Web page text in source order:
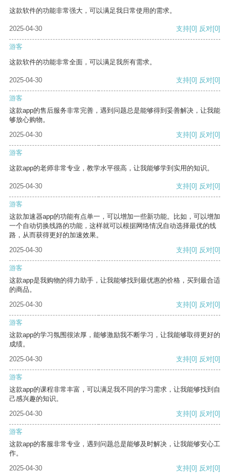
这款软件的功能非常强大，可以满足我日常使用的需求。
2025-04-30 支持[0] 反对[0]
游客
这款软件的功能非常全面，可以满足我所有需求。
2025-04-30 支持[0] 反对[0]
游客
这款app的售后服务非常完善，遇到问题总是能够得到妥善解决，让我能
够放心购物。
2025-04-30
支持[0] 反对[0]
游客
这款app的老师非常专业，教学水平很高，让我能够学到实用的知识。
2025-04-30 支持[0] 反对[0]
游客
这款加速器app的功能有点单一，可以增加一些新功能。比如，可以增加
一个自动切换线路的功能，这样就可以根据网络情况自动选择最优的线
路，从而获得更好的加速效果。
2025-04-30
支持[0] 反对[0]
游客
这款app是我购物的得力助手，让我能够找到最优惠的价格，买到最合适
的商品。
2025-04-30
支持[0] 反对[0]
游客
这款app的学习氛围很浓厚，能够激励我不断学习，让我能够取得更好的
成绩。
2025-04-30
支持[0] 反对[0]
游客
这款app的课程非常丰富，可以满足我不同的学习需求，让我能够找到自
己感兴趣的知识。
2025-04-30
支持[0] 反对[0]
游客
这款app的客服非常专业，遇到问题总是能够及时解决，让我能够安心工
作。
2025-04-30
支持[0] 反对[0]